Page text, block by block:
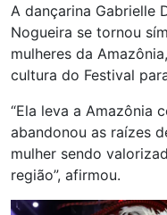
A dançarina Gabrielle
Nogueira se tornou
mulheres da
cultura do Festival
“Ela leva a Amazônia
abandonou as raízes
mulher sendo
região”, afirmou.